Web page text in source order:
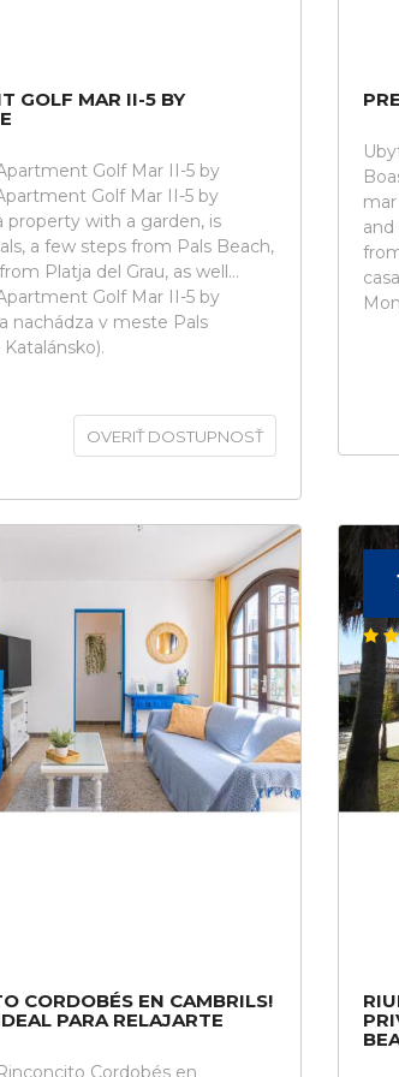
GOLF MAR II-5 BY
Golf Mar II-5 by
Golf Mar II-5 by
property with a garden, is
a few steps from Pals Beach,
Platja del Grau, as well...
Golf Mar II-5 by
nachádza v meste Pals
OVERIŤ DOSTUPNOSŤ
CORDOBÉS EN CAMBRILS!
PARA RELAJARTE
Cordobés en